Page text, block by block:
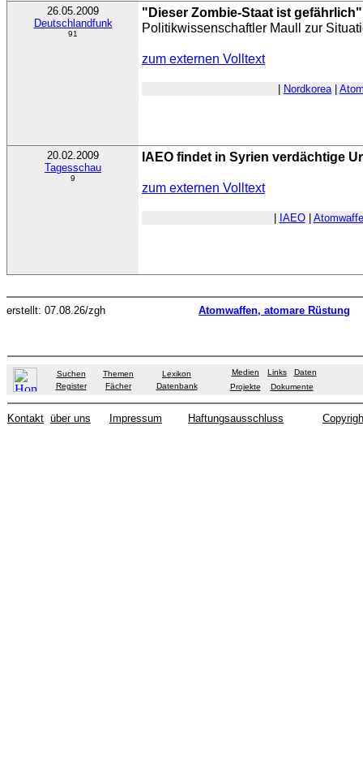
26.05.2009
Deutschlandfunk
91
"Dieser Zombie-Staat ist gefährlich"
Politikwissenschaftler Maull zur
zum externen Volltext
Nordkorea|
20.02.2009
Tagesschau
9
IAEO findet in Syrien verdächtige
zum externen Volltext
IAEO|
erstellt: 07.08.26/zgh Atomwaffen, atomare Rüstung
Suchen Themen
Lexikon
Register
Fächer Datenbank
Medien Links
Daten
Projekte
Dokumente
Kontakt über uns Impressum Haftungsausschluss